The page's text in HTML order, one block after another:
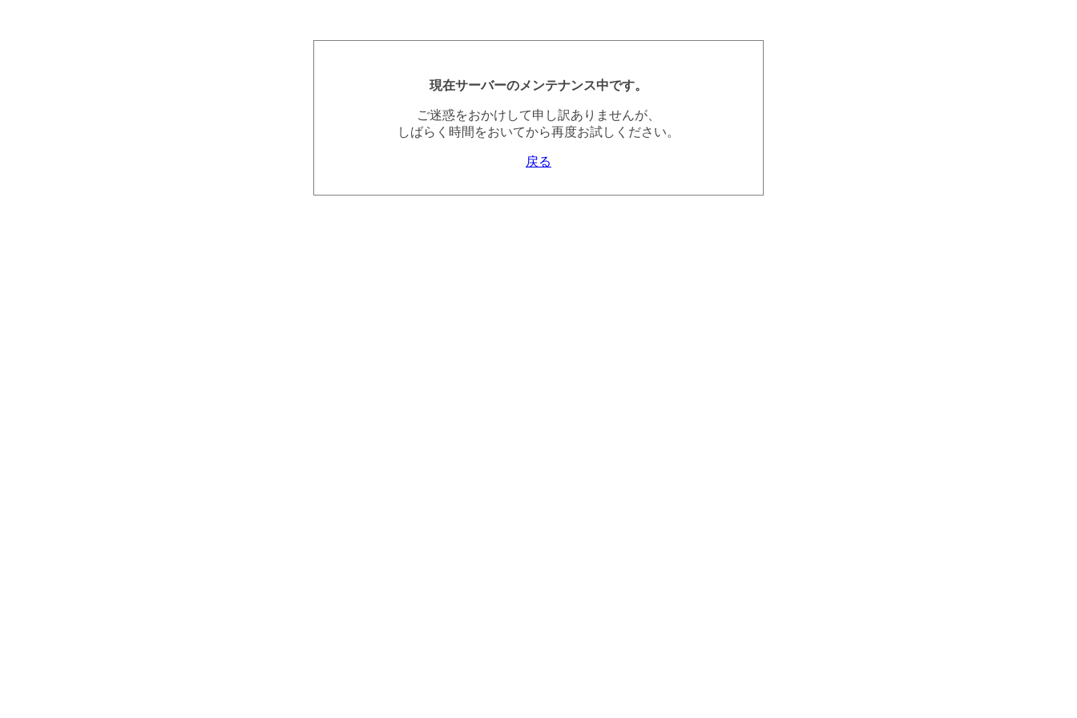
現在サーバーのメンテナンス中です。
ご迷惑をおかけして申し訳ありませんが、
しばらく時間をおいてから再度お試しください。
戻る